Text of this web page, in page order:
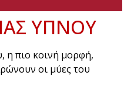
ΥΠΝΟΥ
η πιο κοινή μορφή,
οι μύες του